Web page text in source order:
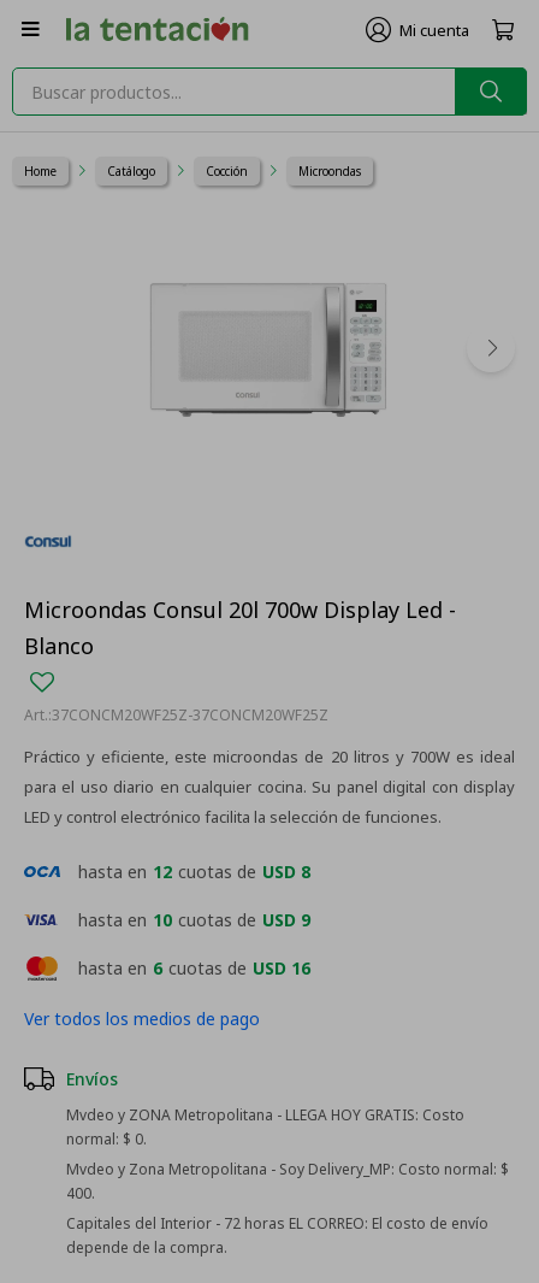

Home Catálogo Cocción Microondas
Microondas Consul 20l 700w Display Led -
Blanco
37CONCM20WF25Z-37CONCM20WF25Z
Práctico y eficiente, este microondas de 20 litros y 700W es ideal
para el uso diario en cualquier cocina. Su panel digital con display
LED y control electrónico facilita la selección de funciones.
hasta en 6 cuotas de USD 16
hasta en 12 cuotas de USD 8
hasta en 10 cuotas de USD 9
Ver todos los medios de pago
Envíos
Mvdeo y ZONA Metropolitana - LLEGA HOY GRATIS: Costo
normal: $ 0.
Mvdeo y Zona Metropolitana - Soy Delivery_MP: Costo normal: $
400.
Capitales del Interior - 72 horas EL CORREO: El costo de envío
depende de la compra.